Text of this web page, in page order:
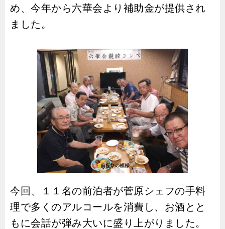
め、今年から六華会より補助金が提供され
ました。
今回、１１名の前泊者が菅原シェフの手料
理で多くのアルコールを消費し、お酒とと
もに会話が弾み大いに盛り上がりました。